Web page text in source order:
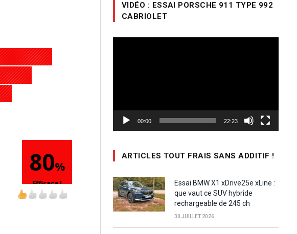
80%
Efficace !
VIDÉO : ESSAI PORSCHE 911 TYPE 992
CABRIOLET
00:00 22:23
ARTICLES TOUT FRAIS SANS ADDITIF !
Essai BMW X1 xDrive25e xLine :
que vaut ce SUV hybride
rechargeable de 245 ch
30 JUILLET 2026